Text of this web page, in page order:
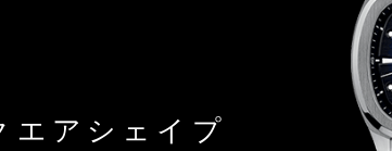
エアシェイプ